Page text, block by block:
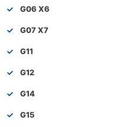
G06 X6
G07 X7
G11
G12
G14
G15